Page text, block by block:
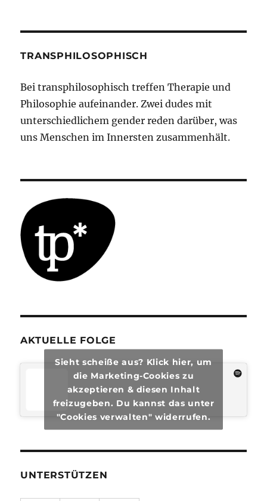
TRANSPHILOSOPHISCH
Bei transphilosophisch treffen Therapie und
Philosophie aufeinander. Zwei dudes mit
unterschiedlichem gender reden darüber, was
uns Menschen im Innersten zusammenhält.
AKTUELLE FOLGE
Sieht scheiße aus? Klick hier, um
die Marketing-Cookies zu
akzeptieren & diesen Inhalt
freizugeben. Du kannst das unter
"Cookies verwalten" widerrufen.
UNTERSTÜTZEN